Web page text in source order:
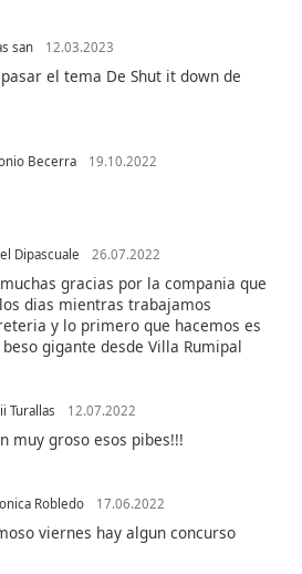
san 12.03.2023
el tema De Shut it down de
Becerra 19.10.2022
Dipascuale 26.07.2022
gracias por la compania que
dias mientras trabajamos
y lo primero que hacemos es
gigante desde Villa Rumipal
Turallas 12.07.2022
muy groso esos pibes!!!
Robledo 17.06.2022
viernes hay algun concurso